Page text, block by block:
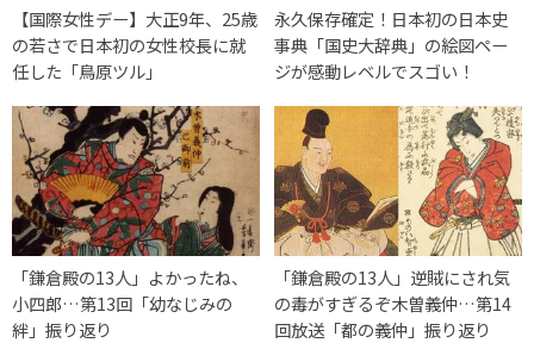
【国際女性デー】大正9年、25歳
の若さで日本初の女性校長に就
任した「鳥原ツル」
永久保存確定！日本初の日本史
事典「国史大辞典」の絵図ペー
ジが感動レベルでスゴい！
「鎌倉殿の13人」よかったね、
小四郎…第13回「幼なじみの
絆」振り返り
「鎌倉殿の13人」逆賊にされ気
の毒がすぎるぞ木曽義仲…第14
回放送「都の義仲」振り返り